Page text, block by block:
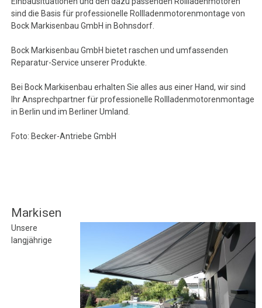
sind die Basis für professionelle Rollladenmotorenmontage von
Bock Markisenbau GmbH in Bohnsdorf.
Bock Markisenbau GmbH bietet raschen und umfassenden
Reparatur-Service unserer Produkte.
Bei Bock Markisenbau erhalten Sie alles aus einer Hand, wir sind
Ihr Ansprechpartner für professionelle Rollladenmotorenmontage
in Berlin und im Berliner Umland.
Foto: Becker-Antriebe GmbH
Markisen
Unsere
langjährige